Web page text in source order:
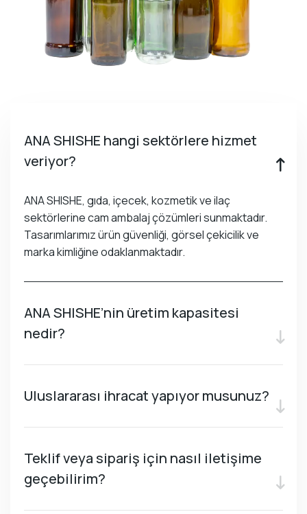
ANA SHISHE hangi sektörlere hizmet
veriyor?
ANA SHISHE, gıda, içecek, kozmetik ve ilaç
sektörlerine cam ambalaj çözümleri sunmaktadır.
Tasarımlarımız ürün güvenliği, görsel çekicilik ve
marka kimliğine odaklanmaktadır.
ANA SHISHE’nin üretim kapasitesi
nedir?
Uluslararası ihracat yapıyor musunuz?
Teklif veya sipariş için nasıl iletişime
geçebilirim?